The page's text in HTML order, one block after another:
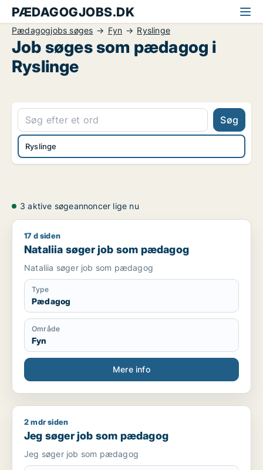
PÆDAGOGJOBS.DK
Pædagogjobs søges Fyn Ryslinge
Job søges som pædagog i
Ryslinge
Søg
Ryslinge
3 aktive søgeannoncer lige nu
Nataliia søger job som pædagog
17 d siden
Nataliia søger job som pædagog
Nataliia søger job som pædagog
Type
Pædagog
Område
Fyn
Mere info
Jeg søger job som pædagog
2 mdr siden
Jeg søger job som pædagog
Jeg søger job som pædagog